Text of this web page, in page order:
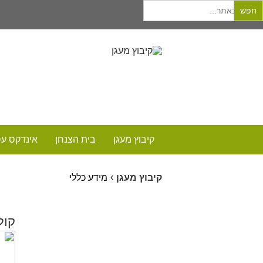
Search
for:
קיבוץ מעגן בית הצנחן אינדקס
קיבוץ מעגן › מידע כללי